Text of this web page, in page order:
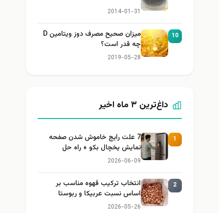
2014-01-31
10
میزان صحیح مصرف دوز ویتامین D
چه قدر است؟
2019-05-28
داغ‌ترین ۳ ماه اخیر
1
7 علت رایج خاموش شدن صفحه
نمایش یخچال بکو + راه حل
2026-06-09
2
انتخاب ترکیب قهوه مناسب بر
اساس نسبت عربیکا و ربوستا
2026-05-26